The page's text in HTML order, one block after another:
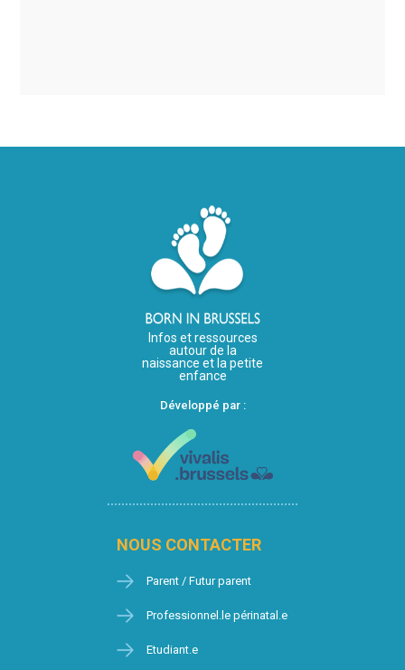
Infos et ressources
autour de la
naissance et la petite
enfance
Développé par :
NOUS CONTACTER
Parent / Futur parent
Professionnel.le périnatal.e
Etudiant.e